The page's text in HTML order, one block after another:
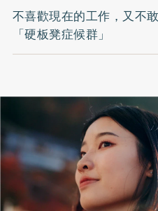
不喜歡現在的工作，又不
「硬板凳症候群」